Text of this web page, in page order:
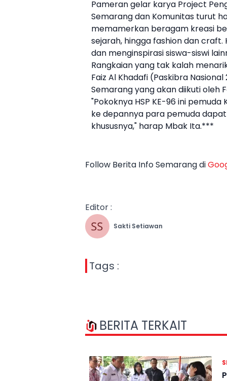
Pameran gelar karya Project
Semarang dan Komunitas turut
memamerkan beragam kreasi
sejarah, hingga fashion dan
dan menginspirasi siswa-siswi
Rangkaian yang tak kalah
Faiz Al Khadafi (Paskibra
Semarang yang akan diikuti oleh
"Pokoknya HSP KE-96 ini
ke depannya para pemuda
khususnya," harap Mbak Ita.***
Follow Berita Info Semarang di
Editor :
Sakti Setiawan
Tags :
BERITA TERKAIT